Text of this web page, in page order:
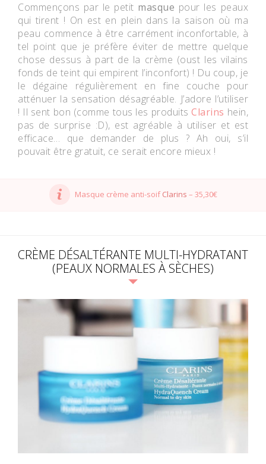
Commençons par le petit masque pour les peaux
qui tirent ! On est en plein dans la saison où ma
peau commence à être carrément inconfortable, à
tel point que je préfère éviter de mettre quelque
chose dessus à part de la crème (oust les vilains
fonds de teint qui empirent l’inconfort) ! Du coup, je
le dégaine régulièrement en fine couche pour
atténuer la sensation désagréable. J’adore l’utiliser
! Il sent bon (comme tous les produitsClarins hein,
pas de surprise :D), est agréable à utiliser et est
efficace… que demander de plus ? Ah oui, s’il
pouvait être gratuit, ce serait encore mieux !
Masque crème anti-soifClarins – 35,30€
CRÈME DÉSALTÉRANTE MULTI-HYDRATANT
(PEAUX NORMALES À SÈCHES)